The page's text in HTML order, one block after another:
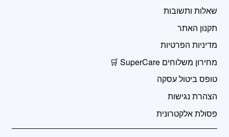
שאלות ותשובות
תקנון האתר
מדיניות הפרטיות
מחירון משלוחים SuperCare 🛒
טופס ביטול עסקה
הצהרת נגישות
פסולת אלקטרונית